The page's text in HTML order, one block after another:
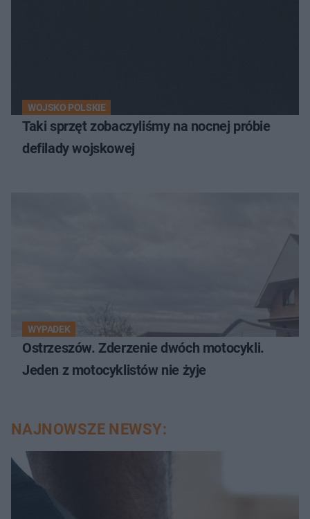
WOJSKO POLSKIE
Taki sprzęt zobaczyliśmy na nocnej próbie
defilady wojskowej
WYPADEK
Ostrzeszów. Zderzenie dwóch motocykli.
Jeden z motocyklistów nie żyje
NAJNOWSZE NEWSY: